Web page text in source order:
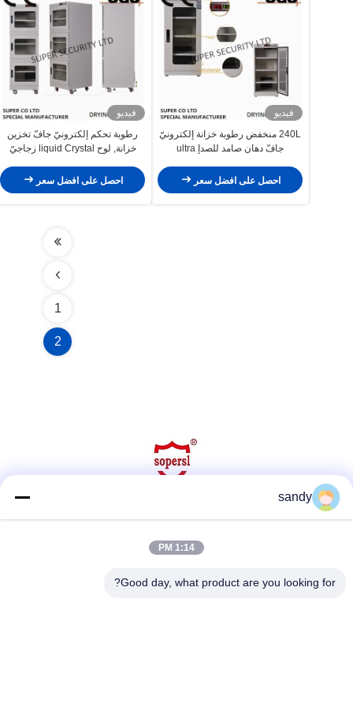
فيديو
240L منخفض رطوبة خزانة إلكترونيّ
جافّ دهان صامد للصدإ ultra
احصل على افضل سعر
فيديو
رطوبة تحكم إلكترونيّ جافّ تخزين
خزانة, لوح liquid Crystal زجاجيّ
احصل على افضل سعر
1
2
sandy
1:14 PM
Good day, what product are you looking for?